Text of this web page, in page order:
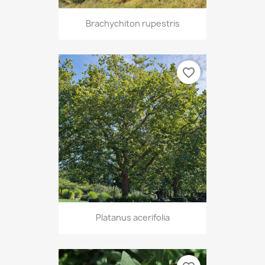
Brachychiton rupestris
Platanus acerifolia
favorite_border